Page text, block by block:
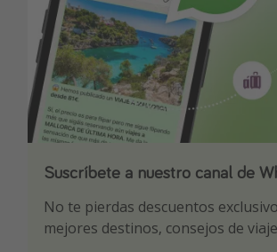
Suscríbete a nuestro canal de
No te pierdas descuentos
mejores destinos, consejos de
Descarga nuestra app
Sé el primero en reservar nuestros
¡Suscríbete a nuestro canal de
¡Recibe las mejores ofertas
ti por nuestros expertos en viajes